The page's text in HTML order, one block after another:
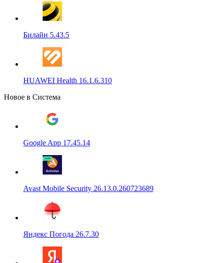
Билайн 5.43.5
HUAWEI Health 16.1.6.310
Новое в Система
Google App 17.45.14
Avast Mobile Security 26.13.0.260723689
Яндекс Погода 26.7.30